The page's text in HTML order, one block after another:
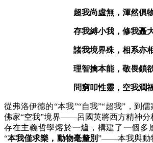
超我尚虛無，渾然俱
存我縛小我，修我矗
諸我境界殊，相系亦
理智擒本能，敬畏鎖
問窮叩性靈，空我潤
從弗洛伊德的“本我”“自我”“超我”，到
佛家“空我”境界——呂國英將西方精神分
存在主義哲學熔於一爐，構建了一個多
“本我僅求樂，動物毫釐別”——本我與動